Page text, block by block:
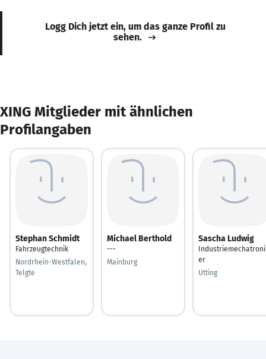
Logg Dich jetzt ein, um das ganze Profil zu
sehen.
XING Mitglieder mit ähnlichen
Profilangaben
Stephan Schmidt
Fahrzeugtechnik
Nordrhein-Westfalen,
Telgte
Michael Berthold
---
Mainburg
Sascha Ludwig
er
Utting